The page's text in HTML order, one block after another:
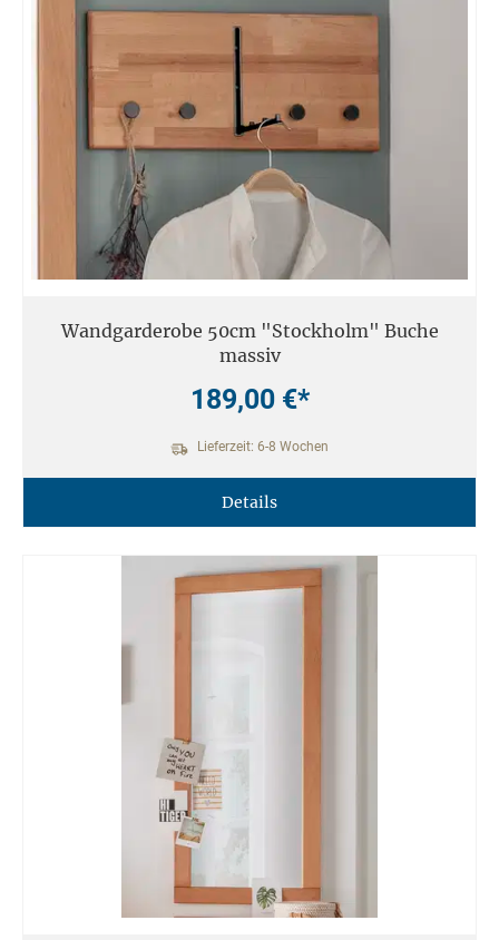
Wandgarderobe 50cm "Stockholm" Buche
massiv
189,00 €*
Lieferzeit: 6-8 Wochen
Details